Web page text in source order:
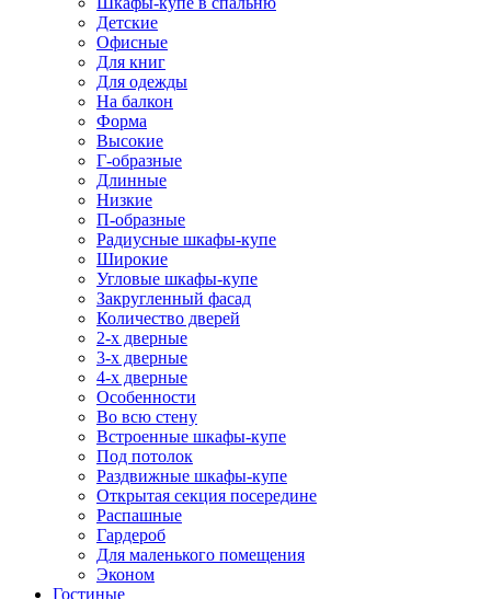
Детские
Офисные
Для книг
Для одежды
На балкон
Форма
Высокие
Г-образные
Длинные
Низкие
П-образные
Радиусные шкафы-купе
Широкие
Угловые шкафы-купе
Закругленный фасад
Количество дверей
2-х дверные
3-х дверные
4-х дверные
Особенности
Во всю стену
Встроенные шкафы-купе
Под потолок
Раздвижные шкафы-купе
Открытая секция посередине
Распашные
Гардероб
Для маленького помещения
Эконом
Гостиные